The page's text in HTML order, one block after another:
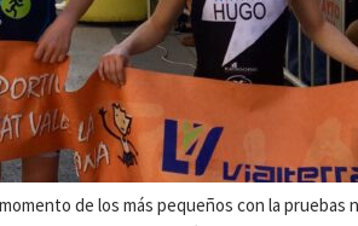
de los más pequeños con la pruebas